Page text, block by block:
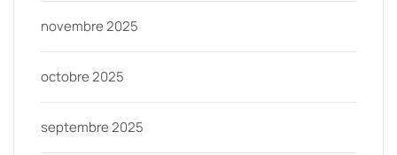
novembre 2025
octobre 2025
septembre 2025